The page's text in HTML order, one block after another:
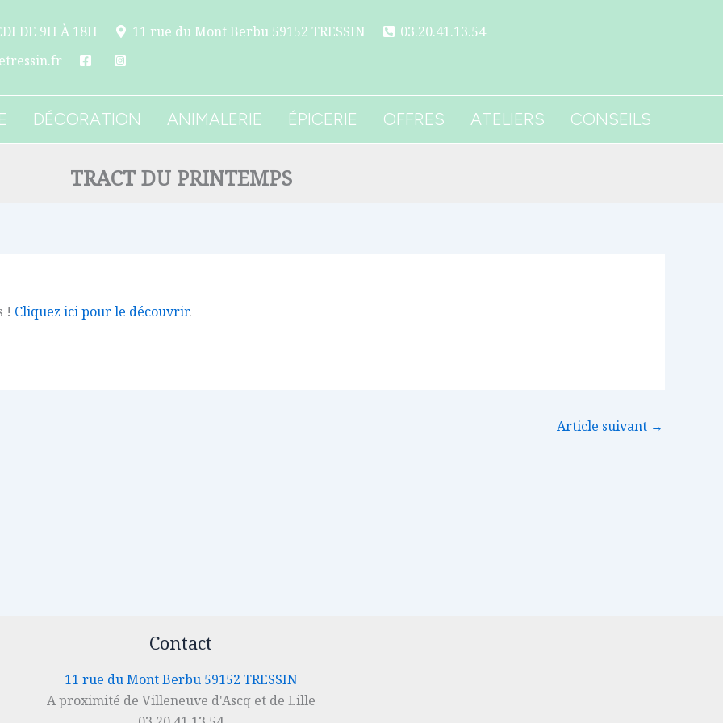
DE 9H À 18H 11 rue du Mont Berbu 59152 TRESSIN
03.20.41.13.54
DÉCORATION ANIMALERIE ÉPICERIE OFFRES ATELIERS CONSEILS
TRACT DU PRINTEMPS
! Cliquez ici pour le découvrir.
Article suivant →
Contact
11 rue du Mont Berbu 59152 TRESSIN
A proximité de Villeneuve d'Ascq et de Lille